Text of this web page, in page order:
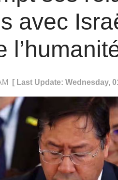
avec
[ Last Update: Wednesday,